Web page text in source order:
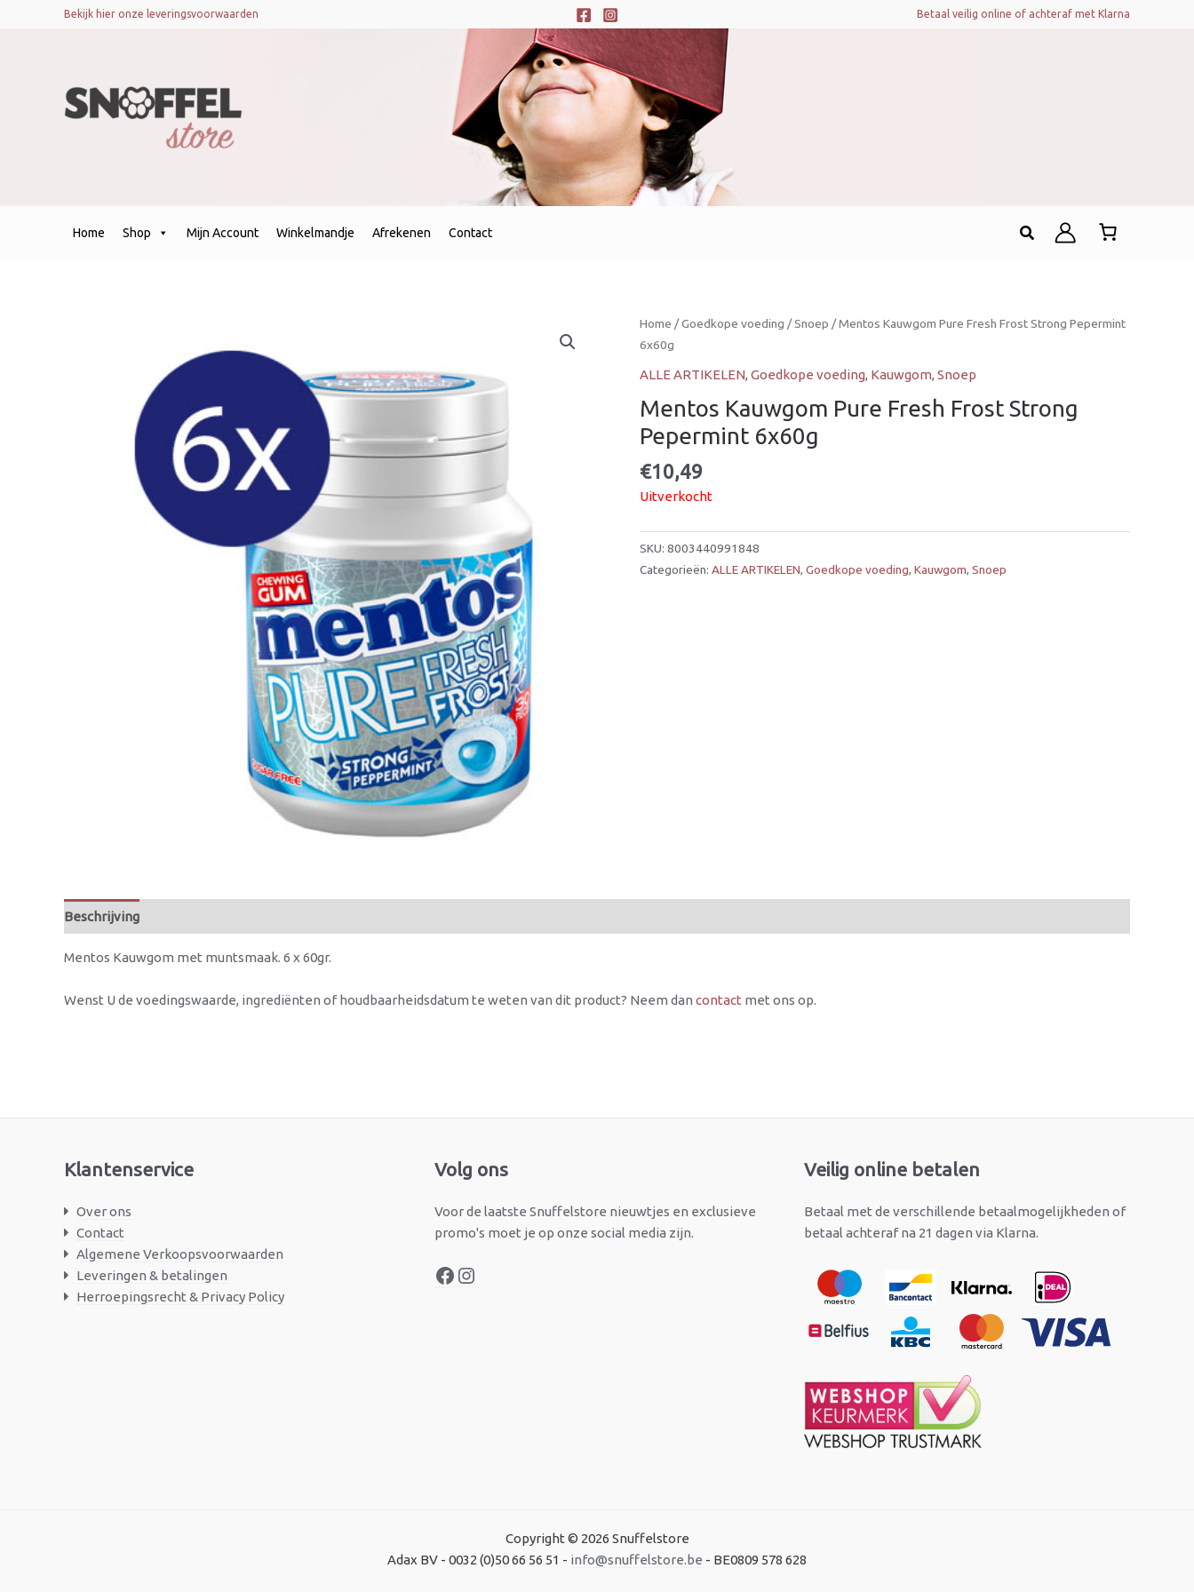
Bekijk hier onze leveringsvoorwaarden Betaal veilig online of achteraf met Klarna
Home Shop Mijn Account Winkelmandje Afrekenen Contact Zoeken
Home /Goedkope voeding /Snoep / Mentos Kauwgom Pure Fresh Frost Strong Pepermint
6x60g
ALLE ARTIKELEN, Goedkope voeding, Kauwgom, Snoep
Mentos Kauwgom Pure Fresh Frost Strong
Pepermint 6x60g
€10,49
Uitverkocht
SKU: 8003440991848
Categorieën: ALLE ARTIKELEN, Goedkope voeding, Kauwgom, Snoep
Beschrijving
Mentos Kauwgom met muntsmaak. 6 x 60gr.
Wenst U de voedingswaarde, ingrediënten of houdbaarheidsdatum te weten van dit product? Neem dan contact met ons op.
Klantenservice
Over ons
Contact
Algemene Verkoopsvoorwaarden
Leveringen & betalingen
Herroepingsrecht & Privacy Policy
Volg ons
Voor de laatste Snuffelstore nieuwtjes en exclusieve
promo's moet je op onze social media zijn.
Facebook
Instagram Veilig online betalen
Betaal met de verschillende betaalmogelijkheden of
betaal achteraf na 21 dagen via Klarna.
Copyright © 2026 Snuffelstore
Adax BV - 0032 (0)50 66 56 51 - info@snuffelstore.be - BE0809 578 628